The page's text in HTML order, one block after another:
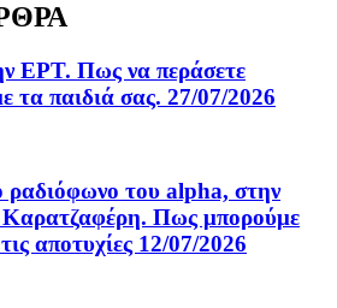
ΕΡΤ. Πως να περάσετε
τα παιδιά σας. 27/07/2026
του alpha, στην
Καρατζαφέρη. Πως μπορούμε
αποτυχίες 12/07/2026